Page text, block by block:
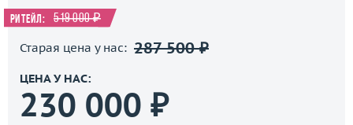
Ритейл: 519 000 ₽
Старая цена у нас: 287 500 ₽
ЦЕНА У НАС:
230 000 ₽